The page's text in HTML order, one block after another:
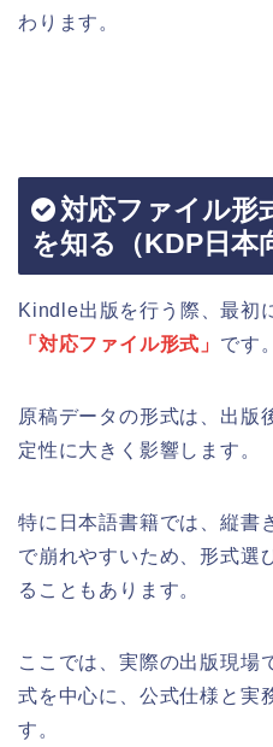
わります。
対応ファイル形
を知る（KDP日本
Kindle出版を行う際、最初
「対応ファイル形式」 です。
原稿データの形式は、出版
定性に大きく影響します。
特に日本語書籍では、縦書
で崩れやすいため、形式選
ることもあります。
ここでは、実際の出版現場
式を中心に、公式仕様と実
す。